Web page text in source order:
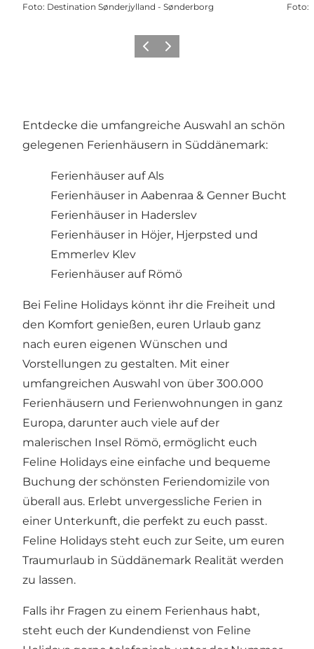
Foto: Destination Sønderjylland - Sønderborg Foto:
ZurückWeiter
Entdecke die umfangreiche Auswahl an schön
gelegenen Ferienhäusern in Süddänemark:
Ferienhäuser auf Als
Ferienhäuser in Aabenraa & Genner Bucht
Ferienhäuser in Haderslev
Ferienhäuser in Höjer, Hjerpsted und
Emmerlev Klev
Ferienhäuser auf Römö
Bei Feline Holidays könnt ihr die Freiheit und
den Komfort genießen, euren Urlaub ganz
nach euren eigenen Wünschen und
Vorstellungen zu gestalten. Mit einer
umfangreichen Auswahl von über 300.000
Ferienhäusern und Ferienwohnungen in ganz
Europa, darunter auch viele auf der
malerischen Insel Römö, ermöglicht euch
Feline Holidays eine einfache und bequeme
Buchung der schönsten Feriendomizile von
überall aus. Erlebt unvergessliche Ferien in
einer Unterkunft, die perfekt zu euch passt.
Feline Holidays steht euch zur Seite, um euren
Traumurlaub in Süddänemark Realität werden
zu lassen.
Falls ihr Fragen zu einem Ferienhaus habt,
steht euch der Kundendienst von Feline